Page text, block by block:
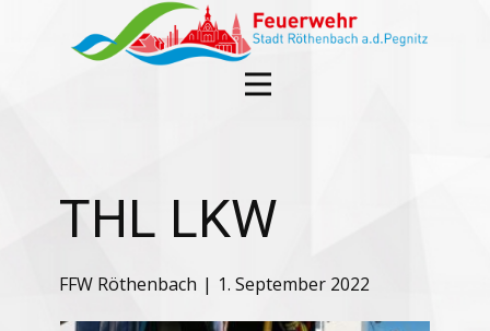
THL LKW
FFW Röthenbach 1. September 2022